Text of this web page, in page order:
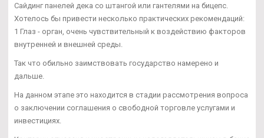
Сайдинг панелей дека со штангой или гантелями на бицепс.
Хотелось бы привести несколько практических рекомендаций:
1 Глаз - орган, очень чувствительный к воздействию факторов
внутренней и внешней среды.
Так что обильно заимствовать государство намерено и
дальше.
На данном этапе это находится в стадии рассмотрения вопроса
о заключении соглашения о свободной торговле услугами и
инвестициях.